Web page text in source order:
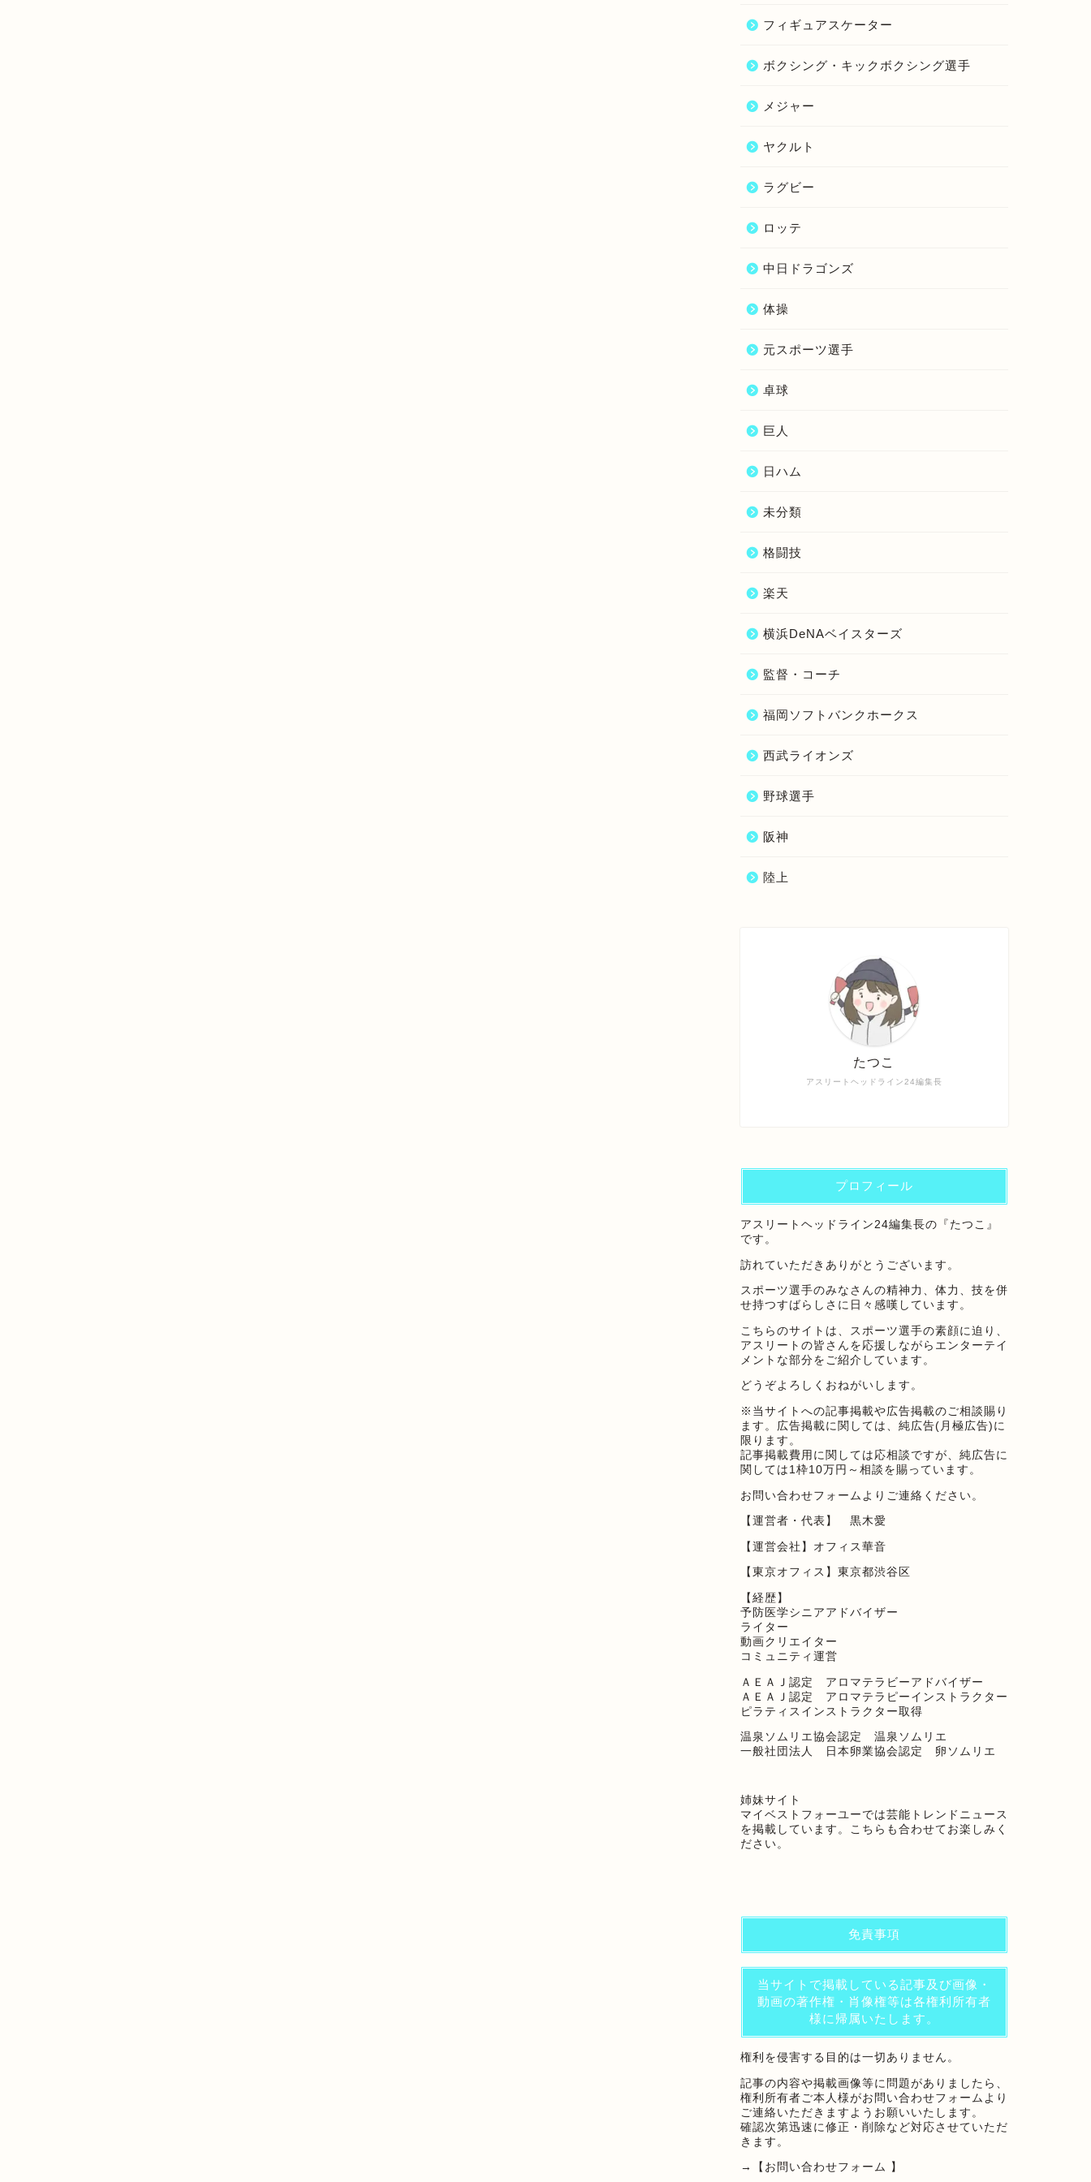
フィギュアスケーター
ボクシング・キックボクシング選手
メジャー
ヤクルト
ラグビー
ロッテ
中日ドラゴンズ
体操
元スポーツ選手
卓球
巨人
日ハム
未分類
格闘技
楽天
横浜DeNAベイスターズ
監督・コーチ
福岡ソフトバンクホークス
西武ライオンズ
野球選手
阪神
陸上
アスリートヘッドライン24編集長
たつこ
プロフィール
アスリートヘッドライン24編集長の『たつこ』
です。
訪れていただきありがとうございます。
スポーツ選手のみなさんの精神力、体力、技を併
せ持つすばらしさに日々感嘆しています。
こちらのサイトは、スポーツ選手の素顔に迫り、
アスリートの皆さんを応援しながらエンターテイ
メントな部分をご紹介しています。
どうぞよろしくおねがいします。
※当サイトへの記事掲載や広告掲載のご相談賜り
ます。広告掲載に関しては、純広告(月極広告)に
限ります。
記事掲載費用に関しては応相談ですが、純広告に
関しては1枠10万円～相談を賜っています。
お問い合わせフォーム よりご連絡ください。
【運営者・代表】 黒木愛
【運営会社】オフィス華音
【東京オフィス】東京都渋谷区
【経歴】
予防医学シニアアドバイザー
ライター
動画クリエイター
コミュニティ運営
ＡＥＡＪ認定 アロマテラビーアドバイザー
ＡＥＡＪ認定 アロマテラピーインストラクター
ピラティスインストラクター取得
温泉ソムリエ協会認定 温泉ソムリエ
一般社団法人 日本卵業協会認定 卵ソムリエ
姉妹サイト
マイベストフォーユー では芸能トレンドニュース
を掲載しています。こちらも合わせてお楽しみく
ださい。
免責事項
当サイトで掲載している記事及び画像・
動画の著作権・肖像権等は各権利所有者
様に帰属いたします。
権利を侵害する目的は一切ありません。
記事の内容や掲載画像等に問題がありましたら、
権利所有者ご本人様がお問い合わせフォームより
ご連絡いただきますようお願いいたします。
確認次第迅速に修正・削除など対応させていただ
きます。
→ 【お問い合わせフォーム 】